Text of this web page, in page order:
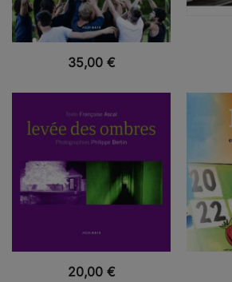
VUE RAPIDE
35,00 €
VUE RAPIDE
20,00 €